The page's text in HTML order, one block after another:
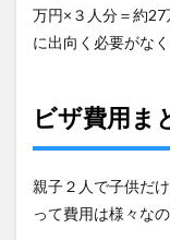
万円×３人分＝約
に出向く必要がな
ビザ費用ま
親子２人で子供だ
って費用は様々な